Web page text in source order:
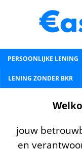
PERSOONLIJKE LENING
LENING ZONDER BKR
jouw
en